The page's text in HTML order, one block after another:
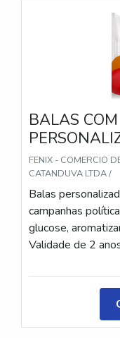
BALAS
FENIX - COMERCIO
CATANDUVA LTDA /
Balas
campanhas
glucose,
Validade de 2
ou P&B em alta
diferentes tipos
e pastilhas).